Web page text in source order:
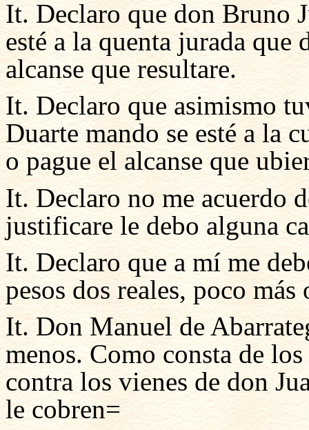
It. Declaro que don Bruno
esté a la quenta jurada que
alcanse que resultare.
It. Declaro que asimismo
Duarte mando se esté a la
o pague el alcanse que
It. Declaro no me acuerdo
justificare le debo alguna
It. Declaro que a mí me
pesos dos reales, poco
It. Don Manuel de
menos. Como consta de
contra los vienes de don
le cobren=